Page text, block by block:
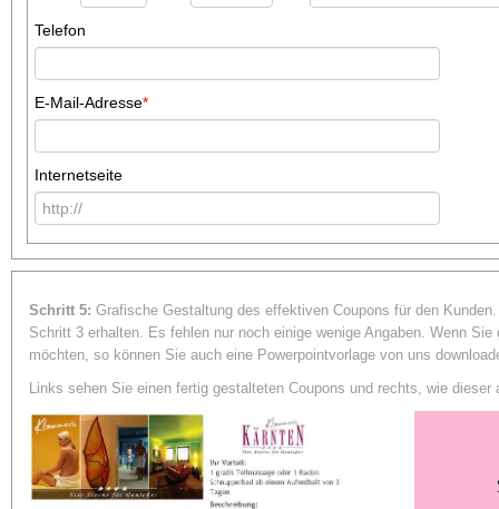
Telefon
E-Mail-Adresse*
Internetseite
Schritt 5: Grafische Gestaltung des effektiven Coupons für den
Schritt 3 erhalten. Es fehlen nur noch einige wenige Angaben. Wenn
möchten, so können Sie auch eine Powerpointvorlage von uns
Links sehen Sie einen fertig gestalteten Coupons und rechts, wie dieser